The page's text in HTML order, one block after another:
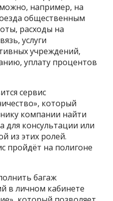
например, на
общественным
расходы на
услуги
учреждений,
уплату процентов
сервис
который
компании найти
для консультации или
из этих ролей.
пройдёт на полигоне
багаж
в личном кабинете